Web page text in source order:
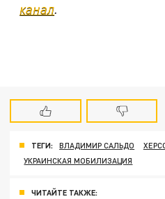
канал.
ТЕГИ: ВЛАДИМИР САЛЬДО
УКРАИНСКАЯ МОБИЛИЗАЦИЯ
ЧИТАЙТЕ ТАКЖЕ: